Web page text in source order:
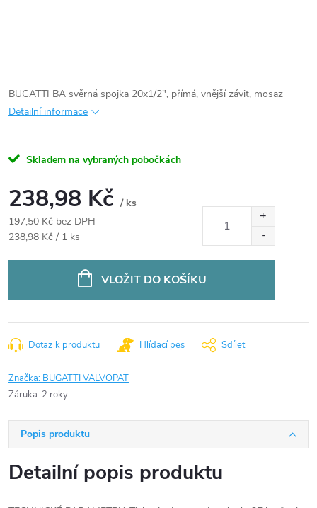
BUGATTI BA svěrná spojka 20x1/2", přímá, vnější závit, mosaz
Detailní informace
Skladem na vybraných pobočkách
238,98 Kč / ks
197,50 Kč bez DPH
Měrná
238,98 Kč / 1 ks
VLOŽIT DO KOŠÍKU
Dotaz k produktu Hlídací pes Sdílet
Značka: BUGATTI VALVOPAT
Záruka: 2 roky
Popis produktu
Detailní popis produktu